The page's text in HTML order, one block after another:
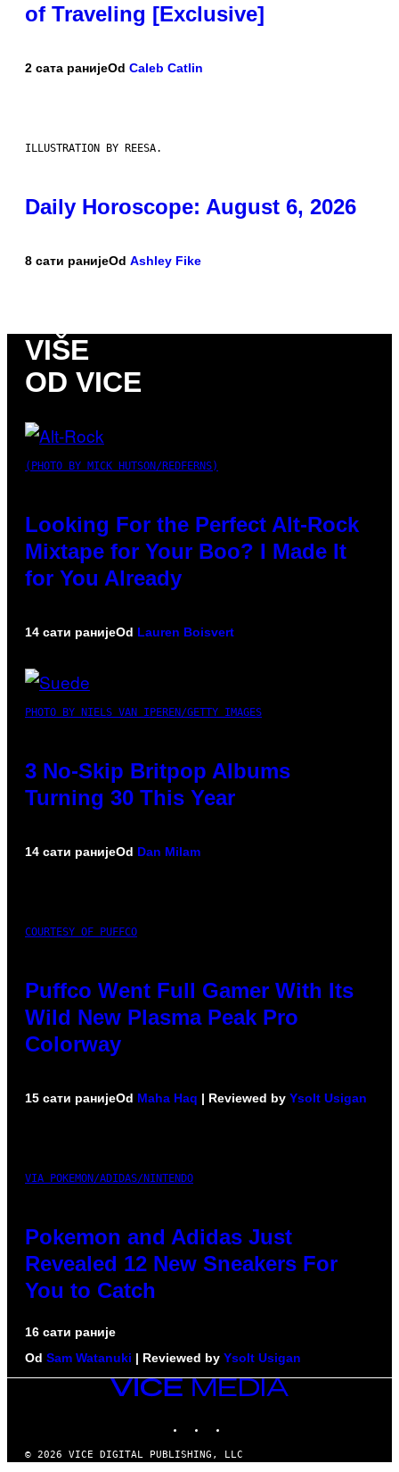
of Traveling [Exclusive]
2 сата ранијеOd Caleb Catlin
ILLUSTRATION BY REESA.
Daily Horoscope: August 6, 2026
8 сати ранијеOd Ashley Fike
VIŠE
OD VICE
(PHOTO BY MICK HUTSON/REDFERNS)
Looking For the Perfect Alt-Rock
Mixtape for Your Boo? I Made It
for You Already
14 сати ранијеOd Lauren Boisvert
PHOTO BY NIELS VAN IPEREN/GETTY IMAGES
3 No-Skip Britpop Albums
Turning 30 This Year
14 сати ранијеOd Dan Milam
COURTESY OF PUFFCO
Puffco Went Full Gamer With Its
Wild New Plasma Peak Pro
Colorway
15 сати ранијеOd Maha Haq | Reviewed by Ysolt Usigan
VIA POKEMON/ADIDAS/NINTENDO
Pokemon and Adidas Just
Revealed 12 New Sneakers For
You to Catch
16 сати раније
Od Sam Watanuki | Reviewed by Ysolt Usigan
VICE
MEDIA
© 2026 VICE DIGITAL PUBLISHING, LLC